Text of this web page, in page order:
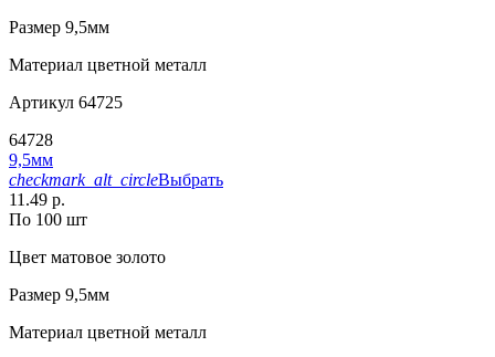
Размер 9,5мм
Материал цветной металл
Артикул 64725
64728
9,5мм
checkmark_alt_circleВыбрать
11.49 р.
По 100 шт
Цвет матовое золото
Размер 9,5мм
Материал цветной металл